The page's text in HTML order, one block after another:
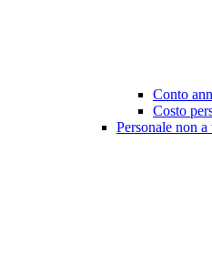
Conto
Costo
Personale non